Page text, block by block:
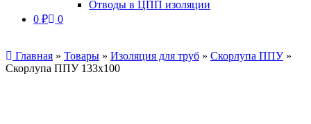
Отводы в ЦПП изоляции
0 ₽ 0
Главная » Товары » Изоляция для труб » Скорлупа ППУ»
Скорлупа ППУ 133х100